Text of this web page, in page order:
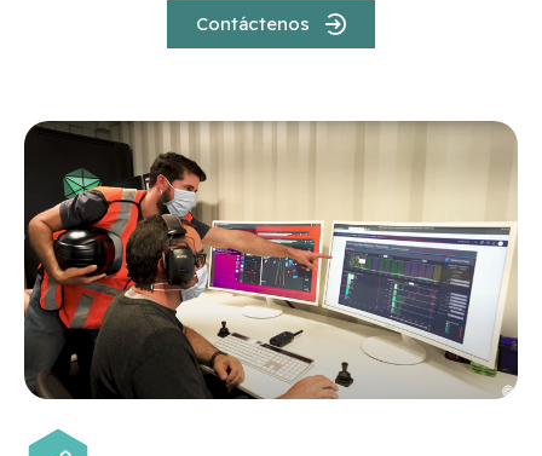
Contáctenos